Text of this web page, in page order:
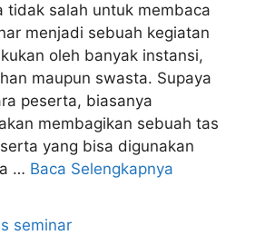
tidak salah untuk membaca
menjadi sebuah kegiatan
oleh banyak instansi,
maupun swasta. Supaya
peserta, biasanya
membagikan sebuah tas
yang bisa digunakan
… Baca Selengkapnya
seminar